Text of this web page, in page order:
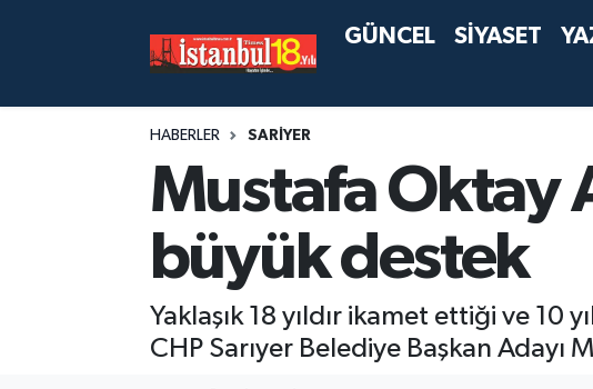
GÜNCEL SİYASET
HABERLER SARİYER
Mustafa Oktay
büyük destek
Yaklaşık 18 yıldır ikamet ettiği ve 10
CHP Sarıyer Belediye Başkan Adayı